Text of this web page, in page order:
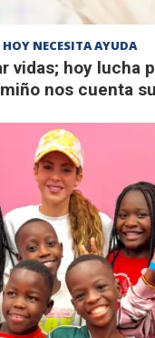
NECESITA AYUDA
vidas; hoy lucha
nos cuenta